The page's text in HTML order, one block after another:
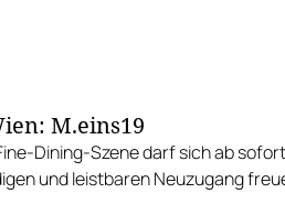
M.eins19
Dining-Szene darf sich ab
und leistbaren Neuzugang